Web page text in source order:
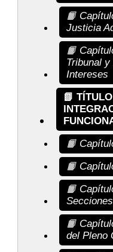
📙
Justicia
📙
Tribunal
Intereses
📗
📙
📙
📙
📙
del Pleno